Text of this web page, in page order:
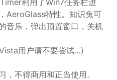
利用了Win7任务栏进
AeroGlass特性。知识兔可
音乐，弹出顶置窗口，关机
用户请不要尝试…)
，不得商用和正当使用。